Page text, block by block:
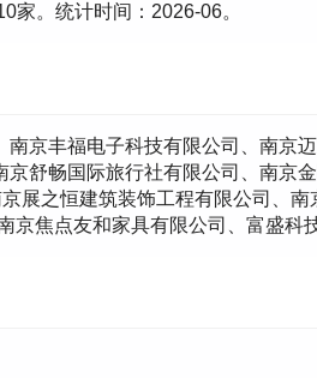
家。统计时间：2026-06。
京丰福电子科技有限公司、南京
舒畅国际旅行社有限公司、南京
展之恒建筑装饰工程有限公司、
焦点友和家具有限公司、富盛科